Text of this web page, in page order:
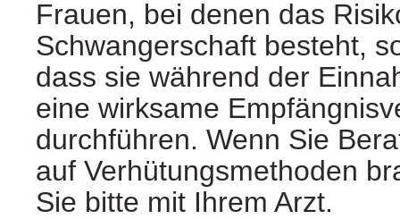
Frauen, bei denen das
Schwangerschaft besteht,
dass sie während der
eine wirksame
durchführen. Wenn Sie
auf Verhütungsmethoden
Sie bitte mit Ihrem Arzt.